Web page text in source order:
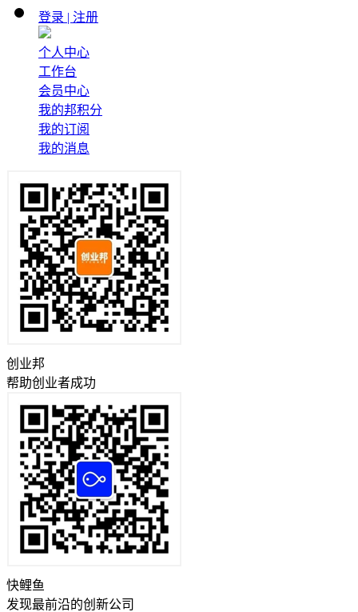
登录 | 注册
个人中心
工作台
会员中心
我的邦积分
我的订阅
我的消息
创业邦
帮助创业者成功
快鲤鱼
发现最前沿的创新公司